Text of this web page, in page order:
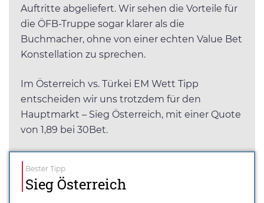
Auftritte abgeliefert. Wir sehen die Vorteile für
die ÖFB-Truppe sogar klarer als die
Buchmacher, ohne von einer echten Value Bet
Konstellation zu sprechen.
Im Österreich vs. Türkei EM Wett Tipp
entscheiden wir uns trotzdem für den
Hauptmarkt – Sieg Österreich, mit einer Quote
von 1,89 bei 30Bet.
Bester Tipp
Sieg Österreich